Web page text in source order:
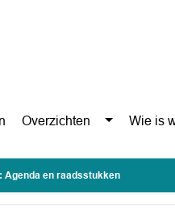
Overzichten Wie is
Agenda en raadsstukken